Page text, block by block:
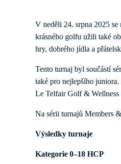
V neděli 24. srpna 2025
krásného golfu užili také
hry, dobrého jídla a
Tento turnaj byl součástí
také pro nejlepšího
Le Telfair Golf & Wellness
Na sérii turnajů Members
Výsledky turnaje
Kategorie 0–18 HCP